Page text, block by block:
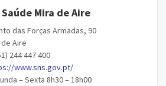
Mira de Aire
das Forças Armadas, 90
de Aire
244 447 400
www.sns.gov.pt/
– Sexta 8h30 – 18h00